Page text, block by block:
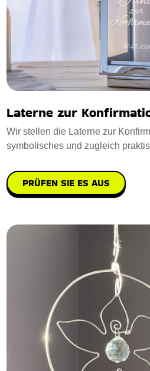
Laterne zur
Wir stellen die Laterne zur
symbolisches und zugleich
PRÜFEN SIE ES AUS